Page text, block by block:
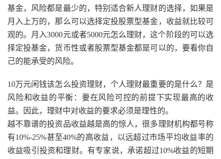
基金，风险都是最少的，特别适合新人理财的选择，如果是
月入上万的，那么可以选择定投股票型基金，收益就比较可
观的。月入3000元或者5000元怎么理财，这个阶段的可以选
择定投基金，货币性或者股票型基金都是可以的，要看你自
己的能承受的风险。
10万元闲钱该怎么投资理财，个人理财最重要的是什么？是
风险和收益的平衡：要在风险可控的前提下实现最高的收
益。因此，理财中对收益的要求必须是理性的。
越不靠谱的投资品收益越是高的惊人，很多理财机构都号称
有10%-25%甚至40%的高收益，以远超过市场平均收益率的
收益吸引投资和理财。有专家说，承诺超过10%收益的短期